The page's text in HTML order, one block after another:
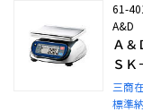
61-
A&D
Ａ
ＳＫ
三商
標準